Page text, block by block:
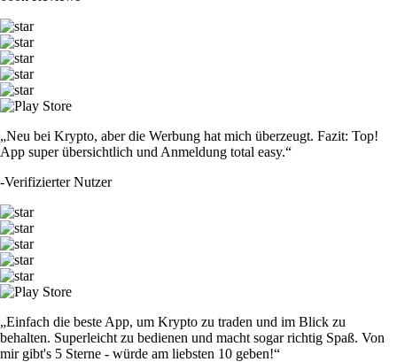
„Neu bei Krypto, aber die Werbung hat mich überzeugt. Fazit: Top!
App super übersichtlich und Anmeldung total easy.“
-Verifizierter Nutzer
„Einfach die beste App, um Krypto zu traden und im Blick zu
behalten. Superleicht zu bedienen und macht sogar richtig Spaß. Von
mir gibt's 5 Sterne - würde am liebsten 10 geben!“